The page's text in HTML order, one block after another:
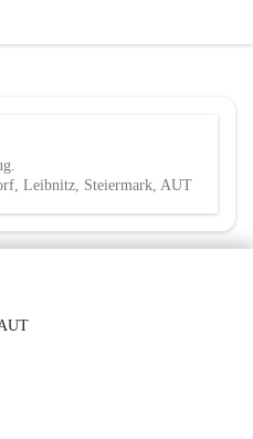
Leibnitz, Steiermark, AUT